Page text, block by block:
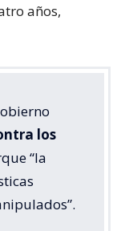
años,
los
“la